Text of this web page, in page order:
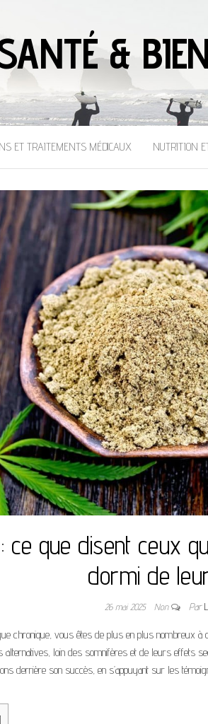
&
ET TRAITEMENTS MÉDICAUX NUTRITION
ce que disent ceux
dormi de
26 mai 2025 Non Par
chronique, vous êtes de plus en plus nombreux
alternatives, loin des somnifères et de leurs effets
derrière son succès, en s’appuyant sur les